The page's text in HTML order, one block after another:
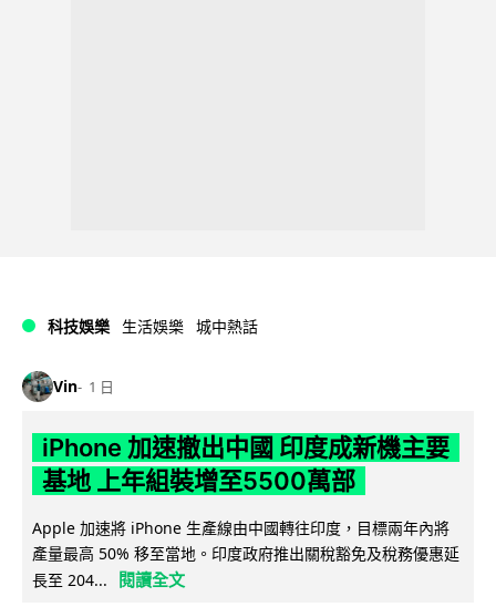
科技娛樂 生活娛樂 城中熱話
Vin 1 日
iPhone 加速撤出中國 印度成新機主要
基地 上年組裝增至5500萬部
Apple 加速將 iPhone 生產線由中國轉往印度，目標兩年內將
產量最高 50% 移至當地。印度政府推出關稅豁免及稅務優惠延
長至 204...
閱讀全文